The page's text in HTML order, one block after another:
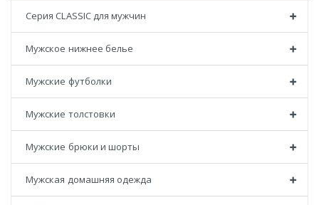
Серия CLASSIC для мужчин
Мужское нижнее белье
Мужские футболки
Мужские толстовки
Мужские брюки и шорты
Мужская домашняя одежда